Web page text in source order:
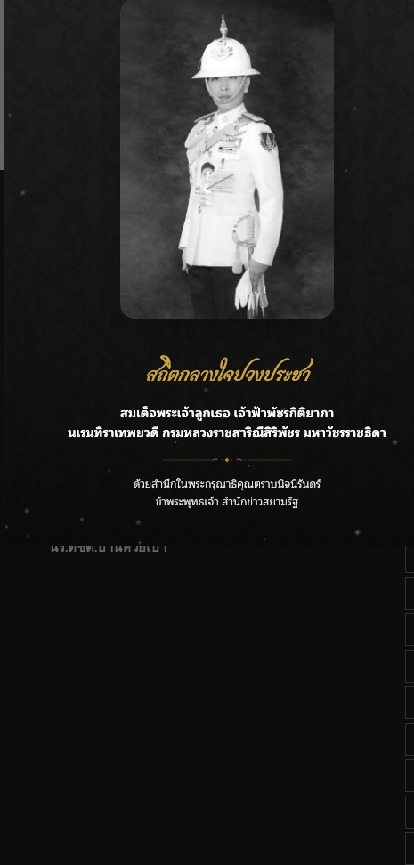
ลุยไม่หยุด!! กรมชลฯ เร่งเคลียร์ผักตบชวา-ติดตั้งเครื่องสูบน้ำ
Malaysia พร้อมโชว์สุดประทับใจ
“สุริยะ” สั่งกรมชลฯ เฝ้าระวังน้ำ 24 ชม. รับมือฝนสิงหาคม
บริหารเชิงรุกลดเสี่ยงน้ำท่วม
เปิดตัวซิงเกิลเดบิวต์ “CGM48” รุ่นที่ 5 “รถไฟแห่งความหวัง”
แฟนคลับส่งกำลังใจแน่น! ณ เซ็นทรัลเชียงใหม่ แอร์พอร์ต
จากดอยห่างไกลสู่คลังโปรตีนสัตว์น้ำ ยกระดับคุณภาพชีวิต
นร.ตชด.บ้านห้วยเป้า